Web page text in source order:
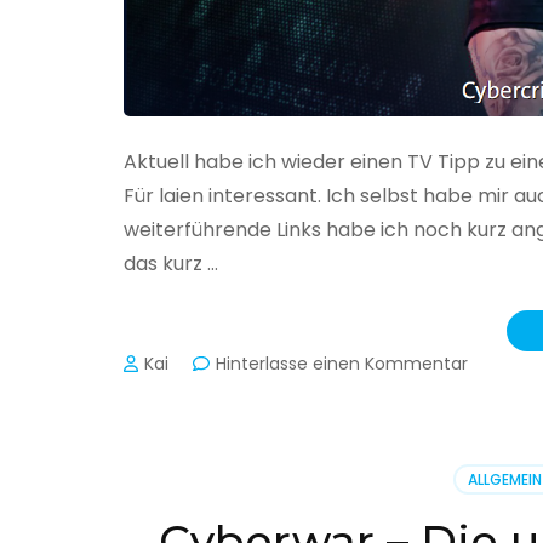
Aktuell habe ich wieder einen TV Tipp zu
Für laien interessant. Ich selbst habe mir
weiterführende Links habe ich noch kurz
das kurz …
Kai Hinterlasse einen Kommentarzu
rot
ALLGEMEIN